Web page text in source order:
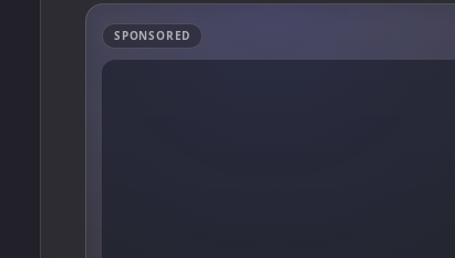
SPONSORED